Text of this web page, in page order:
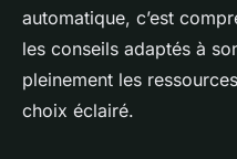
automatique, c’est
les conseils adaptés à
pleinement les
choix éclairé.